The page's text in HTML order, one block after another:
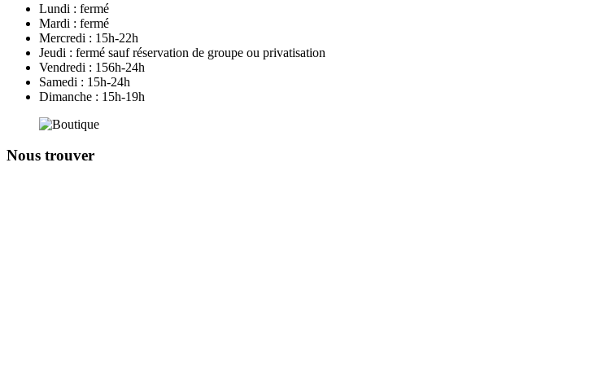
Lundi : fermé
Mardi : fermé
Mercredi : 15h-22h
Jeudi : fermé sauf réservation de groupe ou privatisation
Vendredi : 156h-24h
Samedi : 15h-24h
Dimanche : 15h-19h
Nous trouver